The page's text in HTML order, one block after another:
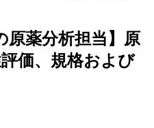
原薬分析担当】原
価、規格および